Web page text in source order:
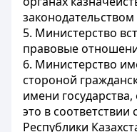
5. Министерство
правовые
6. Министерство
стороной
имени
это в соответствии
Республики